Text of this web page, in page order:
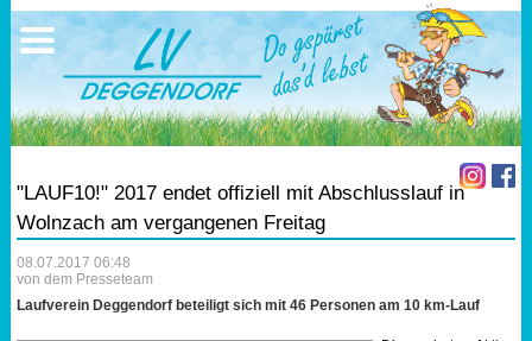
"LAUF10!" 2017 endet offiziell mit Abschlusslauf in
Wolnzach am vergangenen Freitag
08.07.2017 06:48
von dem Presseteam
Laufverein Deggendorf beteiligt sich mit 46 Personen am 10 km-Lauf
Sportangebote
Trainingszeiten
Laufen
Triathlon
Ausschreibungen
17.05.2026 Triathlon
Ergebnisse
Ergebnisse
Mitgliedschaft
Vereinskleidung
Übungs- Gruppenleiter